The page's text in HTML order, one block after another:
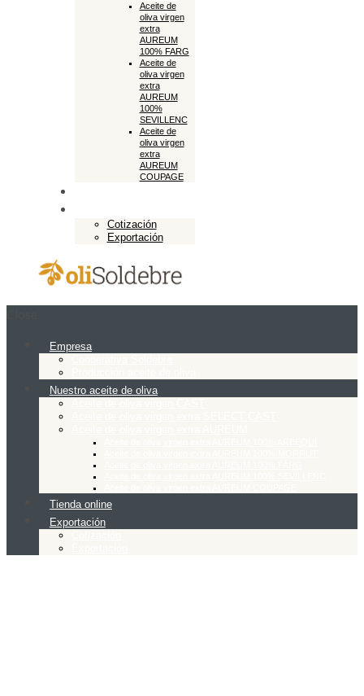
Aceite de
oliva virgen
extra
AUREUM
100% FARG
Aceite de
oliva virgen
extra
AUREUM
100%
SEVILLENC
Aceite de
oliva virgen
extra
AUREUM
COUPAGE
Cotización
Exportación
Empresa
Nuestro aceite de oliva
Tienda online
Exportación